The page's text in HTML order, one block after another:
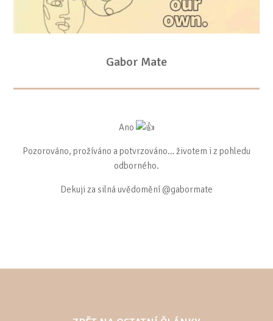
Gabor Mate
Ano
Pozorováno, prožíváno a potvrzováno… životem i z pohledu
odborného.
Dekuji za silná uvědomění @gabormate